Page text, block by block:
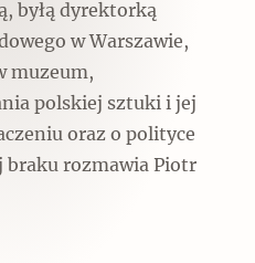
Nie dla Wawelu
byłą dyrektorką
w Warszawie,
muzeum,
polskiej sztuki i jej
oraz o polityce
braku rozmawia Piotr